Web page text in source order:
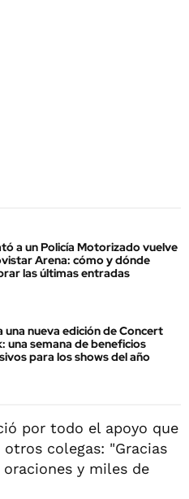
a un Policía Motorizado vuelve
Arena: cómo y dónde
las últimas entradas
una nueva edición de Concert
una semana de beneficios
para los shows del año
por todo el apoyo que
colegas: "Gracias
y miles de